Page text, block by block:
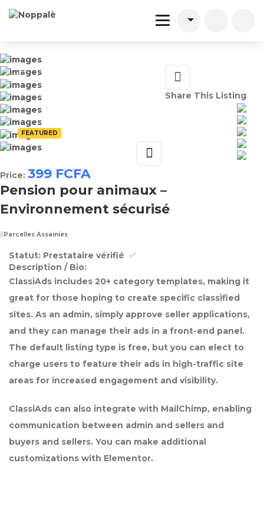
FEATURED
Share This Listing
Price: 399 FCFA
Pension pour animaux –
Environnement sécurisé
Parcelles Assainies
Statut: Prestataire vérifié‎ ‎ ✅
Description / Bio:
ClassiAds includes 20+ category templates, making it
great for those hoping to create specific classified
sites. As an admin, simply approve seller applications,
and they can manage their ads in a front-end panel.
The default listing type is free, but you can elect to
charge users to feature their ads in high-traffic site
areas for increased engagement and visibility.
ClassiAds can also integrate with MailChimp, enabling
communication between admin and sellers and
buyers and sellers. You can make additional
customizations with Elementor.